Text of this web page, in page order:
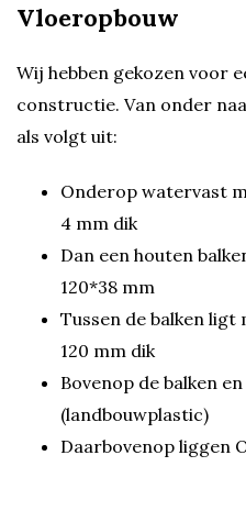
Vloeropbouw
Wij hebben gekozen voor
constructie. Van onder
als volgt uit:
Onderop watervast
4 mm dik
Dan een houten
120*38 mm
Tussen de balken ligt
120 mm dik
Bovenop de balken
(landbouwplastic)
Daarbovenop liggen